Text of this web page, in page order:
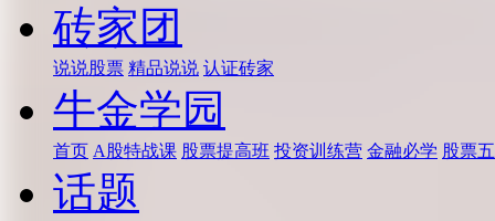
砖家团
说说股票 精品说说 认证砖家
牛金学园
首页 A股特战课 股票提高班 投资训练营 金融必学 股票
话题